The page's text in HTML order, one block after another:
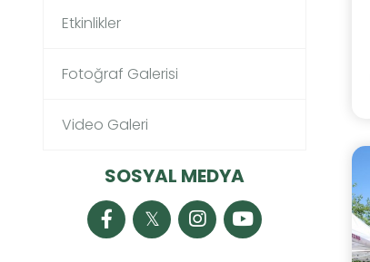
Etkinlikler
Fotoğraf Galerisi
Video Galeri
SOSYAL MEDYA
𝕏